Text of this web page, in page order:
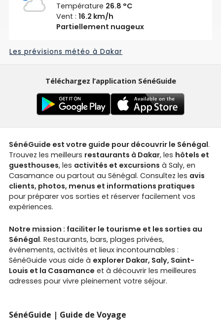
Température 26.8 °C
Vent :16.2 km/h
Partiellement nuageux
Les prévisions météo à Dakar
Téléchargez l’application SénéGuide
SénéGuide est votre guide pour découvrir le Sénégal.
Trouvez les meilleurs restaurants à Dakar, les hôtels et
guesthouses, les activités et excursions à Saly, en
Casamance ou partout au Sénégal. Consultez les avis
clients, photos, menus et informations pratiques
pour préparer vos sorties et réserver facilement vos
expériences.
Notre mission : faciliter le tourisme et les sorties au
Sénégal. Restaurants, bars, plages privées,
événements, activités et lieux incontournables :
SénéGuide vous aide à explorer Dakar, Saly, Saint-
Louis et la Casamance et à découvrir les meilleures
adresses pour vivre pleinement votre séjour.
SénéGuide | Guide de Voyage